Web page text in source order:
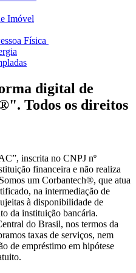
Imóvel
Física
digital de
Todos os direitos
inscrita no CNPJ nº
financeira e não realiza
um Corbantech®, que atua
na intermediação de
à disponibilidade de
da instituição bancária.
do Brasil, nos termos da
taxas de serviços, nem
de empréstimo em hipótese